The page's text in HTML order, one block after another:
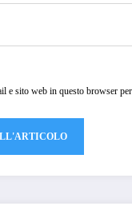
e sito web in questo browser